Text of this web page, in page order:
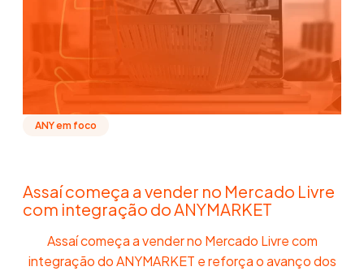
ANY em foco
Assaí começa a vender no Mercado Livre
com integração do ANYMARKET
Assaí começa a vender no Mercado Livre com
integração do ANYMARKET e reforça o avanço dos